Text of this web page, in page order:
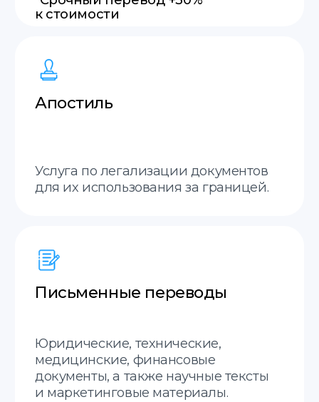
Грузинский
Русский
Испанский